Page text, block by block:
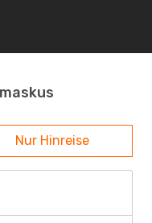
Nur Hinreise